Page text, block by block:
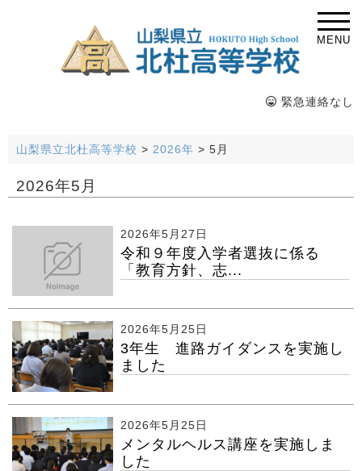
MENU
緊急連絡なし
山梨県立北杜高等学校 > 2026年 > 5月
2026年5月
2026年5月27日
令和９年度入学者選抜に係る
「教育方針、志...
2026年5月25日
3年生 進路ガイダンスを実施し
ました
2026年5月25日
メンタルヘルス講座を実施しま
した